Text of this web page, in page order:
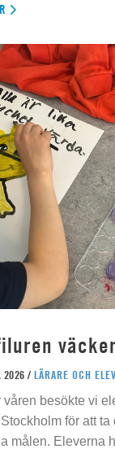
2026 / LÄRARE OCH
våren besökte vi
för att
målen. Eleverna